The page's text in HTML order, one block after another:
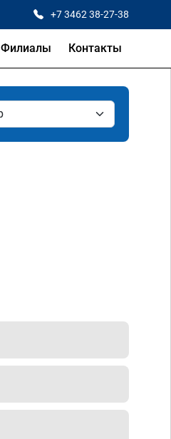
+7 3462 38-27-38
Филиалы Контакты